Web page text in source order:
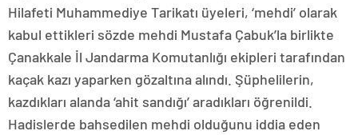
Hilafeti Muhammediye Tarikatı üyeleri, ‘mehdi’ olarak
kabul ettikleri sözde mehdi Mustafa Çabuk’la birlikte
Çanakkale İl Jandarma Komutanlığı ekipleri tarafından
kaçak kazı yaparken gözaltına alındı. Şüphelilerin,
kazdıkları alanda ‘ahit sandığı’ aradıkları öğrenildi.
Hadislerde bahsedilen mehdi olduğunu iddia eden